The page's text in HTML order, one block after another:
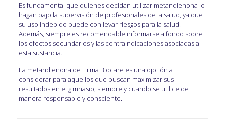
Es fundamental que quienes decidan utilizar metandienona lo
hagan bajo la supervisión de profesionales de la salud, ya que
su uso indebido puede conllevar riesgos para la salud.
Además, siempre es recomendable informarse a fondo sobre
los efectos secundarios y las contraindicaciones asociadas a
esta sustancia.
La metandienona de Hilma Biocare es una opción a
considerar para aquellos que buscan maximizar sus
resultados en el gimnasio, siempre y cuando se utilice de
manera responsable y consciente.